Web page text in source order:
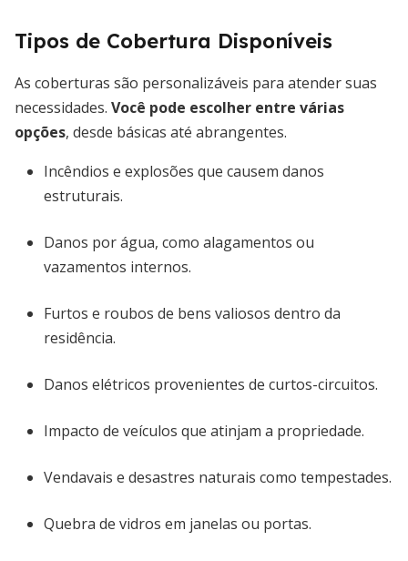
Tipos de Cobertura Disponíveis
As coberturas são personalizáveis para atender suas
necessidades. Você pode escolher entre várias
opções, desde básicas até abrangentes.
Incêndios e explosões que causem danos
estruturais.
Danos por água, como alagamentos ou
vazamentos internos.
Furtos e roubos de bens valiosos dentro da
residência.
Danos elétricos provenientes de curtos-circuitos.
Impacto de veículos que atinjam a propriedade.
Vendavais e desastres naturais como tempestades.
Quebra de vidros em janelas ou portas.